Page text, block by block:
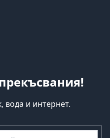
вода и интернет.